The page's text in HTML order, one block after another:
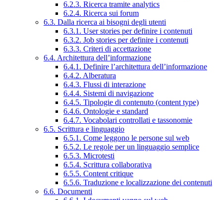
6.2.3. Ricerca tramite analytics
6.2.4. Ricerca sui forum
6.3. Dalla ricerca ai bisogni degli utenti
6.3.1. User stories per definire i contenuti
6.3.2. Job stories per definire i contenuti
6.3.3. Criteri di accettazione
6.4. Architettura dell’informazione
6.4.1. Definire l’architettura dell’informazione
6.4.2. Alberatura
6.4.3. Flussi di interazione
6.4.4. Sistemi di navigazione
6.4.5. Tipologie di contenuto (content type)
6.4.6. Ontologie e standard
6.4.7. Vocabolari controllati e tassonomie
6.5. Scrittura e linguaggio
6.5.1. Come leggono le persone sul web
6.5.2. Le regole per un linguaggio semplice
6.5.3. Microtesti
6.5.4. Scrittura collaborativa
6.5.5. Content critique
6.5.6. Traduzione e localizzazione dei contenuti
6.6. Documenti